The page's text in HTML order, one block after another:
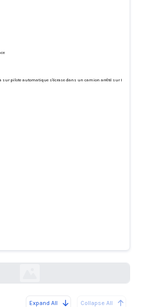
sur pilote automatique s'écrase dans un camion arrêté sur Pa.
Expand All Collapse All